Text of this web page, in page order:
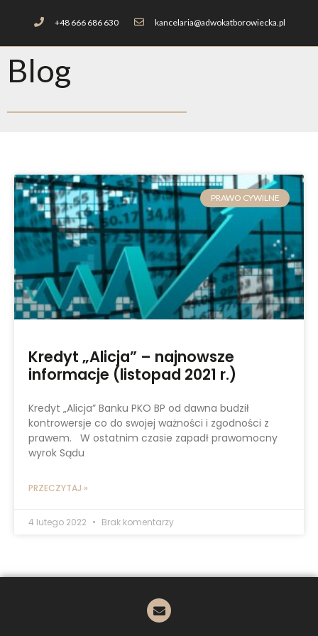
+48 666 686 630 kancelaria@adwokatborowiecka.pl
Blog
PRAWO CYWILNE
Kredyt „Alicja” – najnowsze
informacje (listopad 2021 r.)
Kredyt „Alicja” Banku PKO BP od dawna budził
kontrowersje co do swojej ważności i zgodności z
prawem. W ostatnim czasie zapadł prawomocny
wyrok Sądu
PRZECZYTAJ »
4 lutego 2022 Brak komentarzy